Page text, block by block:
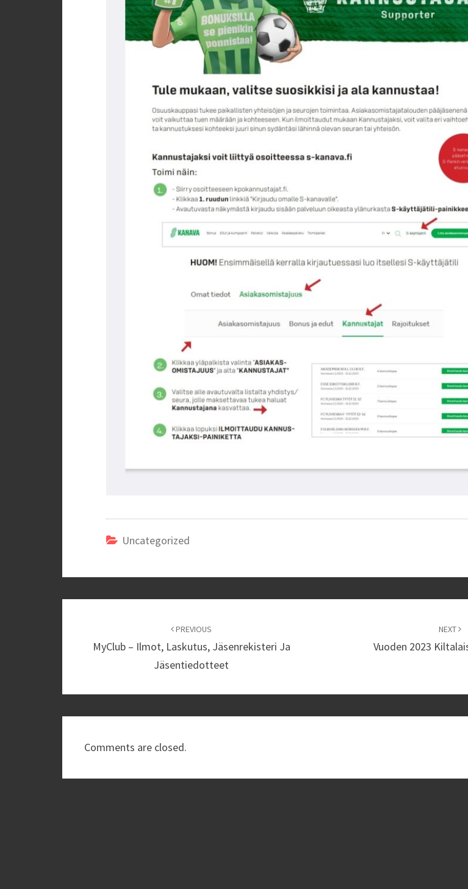
Uncategorized
PREVIOUS
MyClub – Ilmot, Laskutus, Jäsenrekisteri Ja
Jäsentiedotteet
NEXT
Vuoden 2023
Comments are closed.